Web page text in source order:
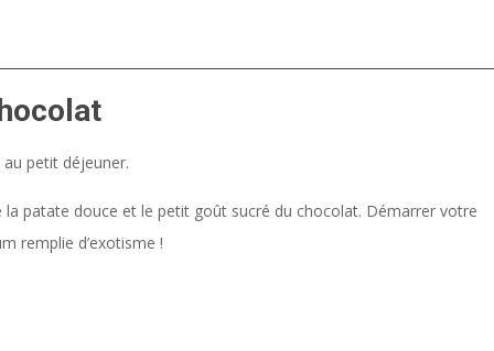
petit déjeuner.
patate douce et le petit goût sucré du chocolat. Démarrer votre
remplie d’exotisme !